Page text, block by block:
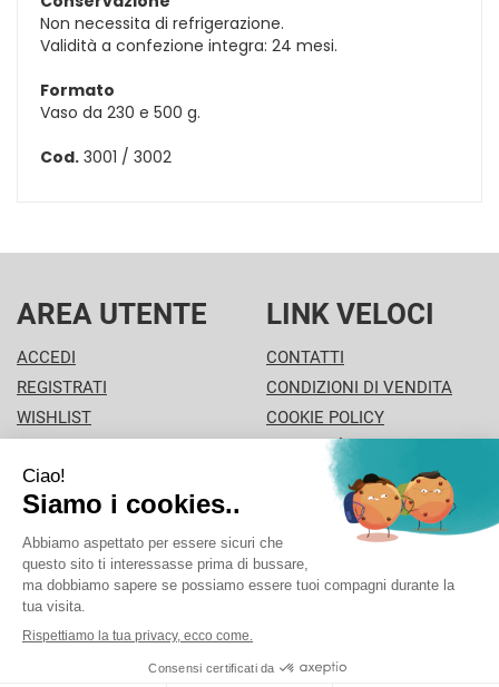
Non necessita di refrigerazione.
Validità a confezione integra: 24 mesi.
Formato
Vaso da 230 e 500 g.
Cod. 3001 / 3002
AREA UTENTE
ACCEDI
REGISTRATI
WISHLIST
NEWSLETTER
LINK VELOCI
CONTATTI
CONDIZIONI DI VENDITA
COOKIE POLICY
MODALITÀ DI PAGAMENTO
INFORMATIVA PRIVACY
PISA PHARMA - P.Iva: 02013280504 - Sede legale: VIA
L'ARANCIO 42 - 56126 Pisa (PI) Italia Tel/Fax. 0506930694
Cell./Whatsapp: 3312289485 info@pisapharma.it cod.
fiscale: FNCMCL73P63A091B iscritta al: PISA